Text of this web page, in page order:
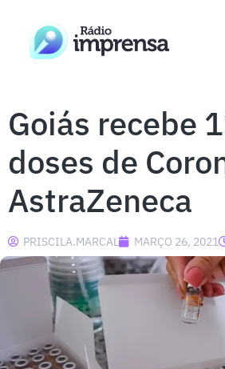
Goiás recebe
doses de
AstraZeneca
PRISCILA.MARCAL MARÇO 26, 2021